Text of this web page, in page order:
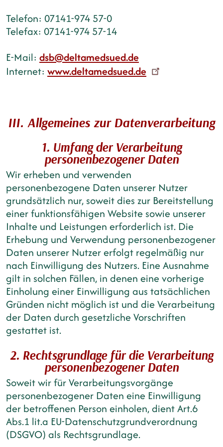
Telefon: 07141-974 57-0
Telefax: 07141-974 57-14
E-Mail: dsb@deltamedsued.de
Internet: www.deltamedsued.de
III. Allgemeines zur Datenverarbeitung
1. Umfang der Verarbeitung
personenbezogener Daten
Wir erheben und verwenden
personenbezogene Daten unserer Nutzer
grundsätzlich nur, soweit dies zur Bereitstellung
einer funktionsfähigen Website sowie unserer
Inhalte und Leistungen erforderlich ist. Die
Erhebung und Verwendung personenbezogener
Daten unserer Nutzer erfolgt regelmäßig nur
nach Einwilligung des Nutzers. Eine Ausnahme
gilt in solchen Fällen, in denen eine vorherige
Einholung einer Einwilligung aus tatsächlichen
Gründen nicht möglich ist und die Verarbeitung
der Daten durch gesetzliche Vorschriften
gestattet ist.
2. Rechtsgrundlage für die Verarbeitung
personenbezogener Daten
Soweit wir für Verarbeitungsvorgänge
personenbezogener Daten eine Einwilligung
der betroffenen Person einholen, dient Art.6
Abs.1 lit.a EU-Datenschutzgrundverordnung
(DSGVO) als Rechtsgrundlage.